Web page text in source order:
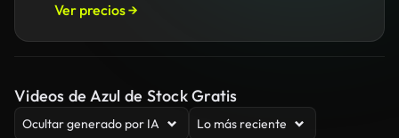
Ver precios →
Videos de Azul de Stock Gratis
Ocultar generado por IA Lo más reciente